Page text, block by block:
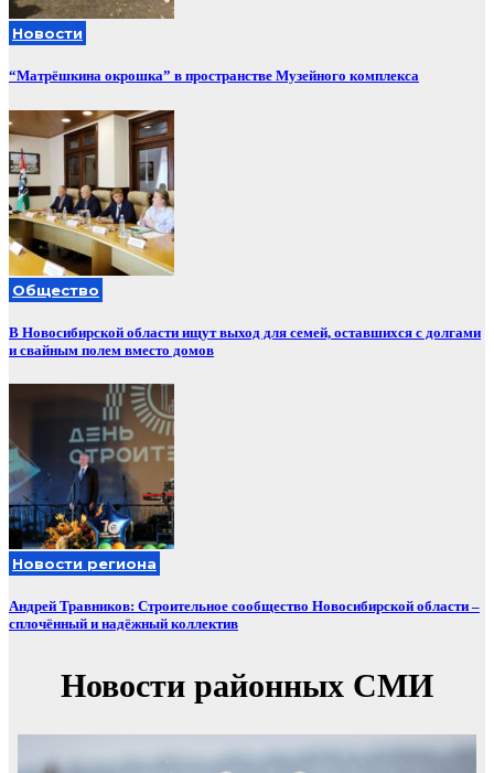
Новости
“Матрёшкина окрошка” в пространстве Музейного комплекса
Общество
В Новосибирской области ищут выход для семей, оставшихся с долгами
и свайным полем вместо домов
Новости региона
Андрей Травников: Строительное сообщество Новосибирской области –
сплочённый и надёжный коллектив